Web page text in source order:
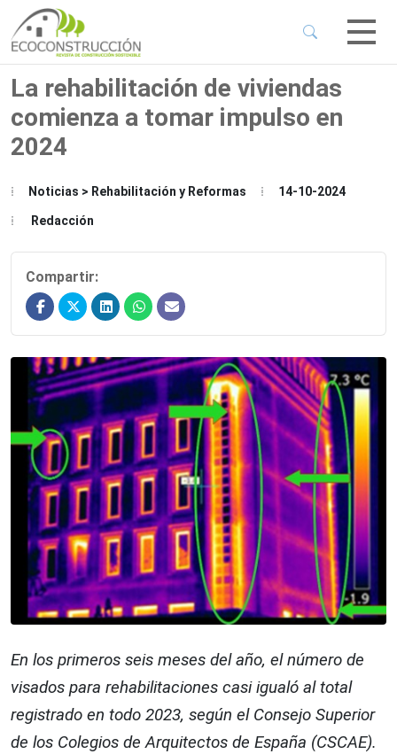
Menu
Menu
La rehabilitación de viviendas
comienza a tomar impulso en
2024
Noticias > Rehabilitación y Reformas 14-10-2024
Redacción
Compartir:
En los primeros seis meses del año, el número de
visados para rehabilitaciones casi igualó al total
registrado en todo 2023, según el Consejo Superior
de los Colegios de Arquitectos de España (CSCAE).